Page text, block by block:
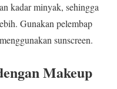
kadar minyak, sehingga
Gunakan pelembap
sunscreen.
Makeup